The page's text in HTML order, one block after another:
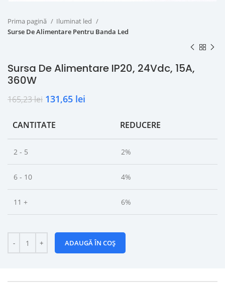
Prima pagină
Iluminat led
Surse De Alimentare Pentru Banda Led
Sursa De Alimentare IP20, 24Vdc, 15A,
360W
165,23lei 131,65 lei
CANTITATE REDUCERE
2 - 5 2%
6 - 10 4%
11 + 6%
ADAUGĂ ÎN COȘ